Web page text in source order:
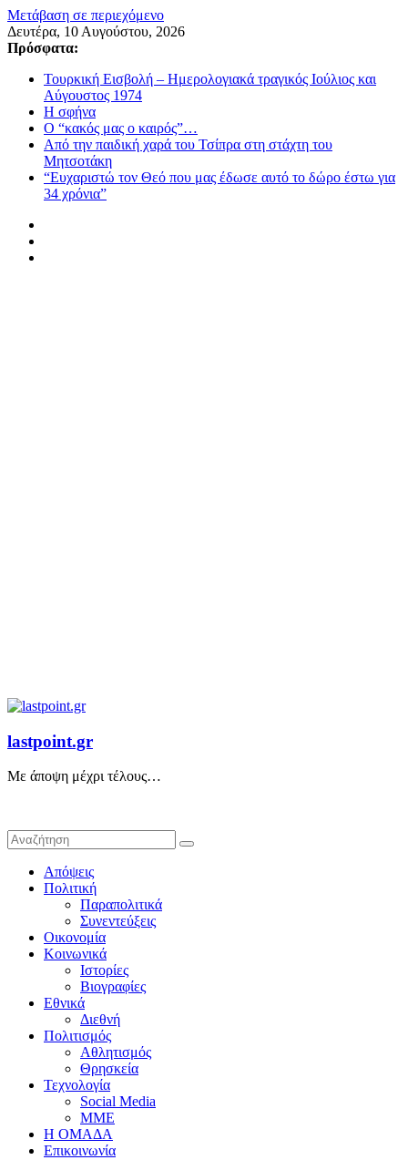
Μετάβαση σε περιεχόμενο
Δευτέρα, 10 Αυγούστου, 2026
Πρόσφατα:
Τουρκική Εισβολή – Ημερολογιακά τραγικός Ιούλιος και
Αύγουστος 1974
Η σφήνα
Ο “κακός μας ο καιρός”…
Από την παιδική χαρά του Τσίπρα στη στάχτη του
Μητσοτάκη
“Ευχαριστώ τον Θεό που μας έδωσε αυτό το δώρο έστω για
34 χρόνια”
lastpoint.gr
Με άποψη μέχρι τέλους…
Απόψεις
Πολιτική
Παραπολιτικά
Συνεντεύξεις
Οικονομία
Κοινωνικά
Ιστορίες
Βιογραφίες
Εθνικά
Διεθνή
Πολιτισμός
Αθλητισμός
Θρησκεία
Τεχνολογία
Social Media
ΜΜΕ
Η ΟΜΑΔΑ
Επικοινωνία